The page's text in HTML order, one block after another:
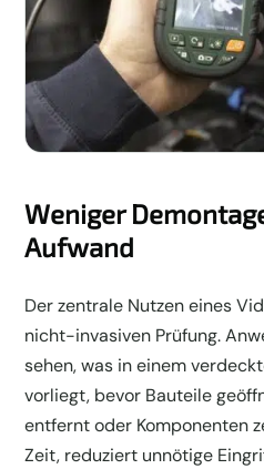
Weniger
Aufwand
Der zentrale Nutzen eines
nicht-invasiven Prüfung.
sehen, was in einem
vorliegt, bevor Bauteile
entfernt oder Komponenten
Zeit, reduziert unnötige